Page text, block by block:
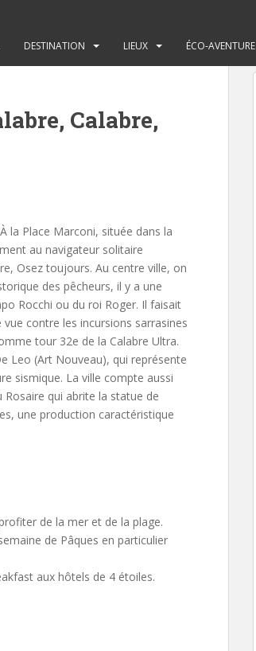
DESTINATION LIEUX ÉCO-AVENTURE
Calabre,
la Place Marconi, située dans la
au navigateur solitaire
Osez toujours. Au centre ville, on
des pêcheurs, il y a une
Rocchi ou du roi Roger. Il faisait
contre les incursions sarrasines
tour 32e de la Calabre Ultra.
Leo (Art Nouveau), qui représente
sismique. La ville compte aussi
Rosaire qui abrite la statue de
une production caractéristique
de la mer et de la plage.
de Pâques en particulier
aux hôtels de 4 étoiles.